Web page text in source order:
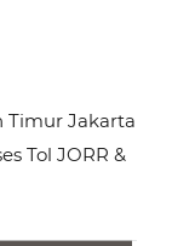
Timur Jakarta
Tol JORR &